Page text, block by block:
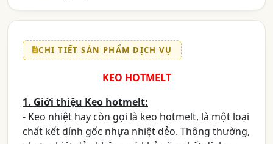
CHI TIẾT SẢN PHẨM DỊCH VỤ
KEO HOTMELT
1. Giới thiệu Keo hotmelt:
- Keo nhiệt hay còn gọi là keo hotmelt, là một loại
chất kết dính gốc nhựa nhiệt dẻo. Thông thường,